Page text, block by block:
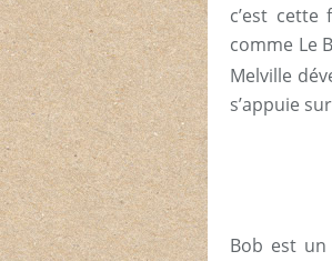
c’est
comme Le
Melville
s’appuie
Bob est